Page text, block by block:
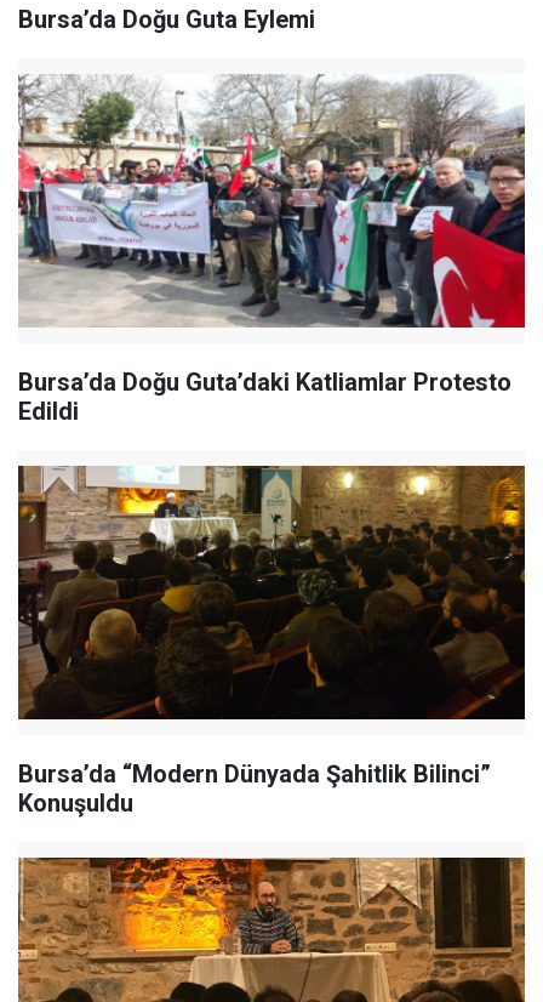
Bursa’da Doğu Guta Eylemi
Bursa’da Doğu Guta’daki Katliamlar Protesto
Edildi
Bursa’da “Modern Dünyada Şahitlik Bilinci”
Konuşuldu